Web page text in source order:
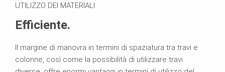
UTILIZZO DEI MATERIALI
Efficiente.
Il margine di manovra in termini di spaziatura tra travi e
colonne, così come la possibilità di utilizzare travi